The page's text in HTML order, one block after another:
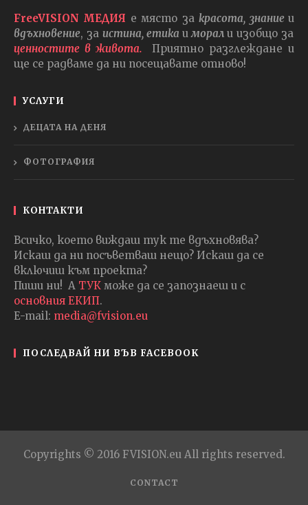
FreeVISION МЕДИЯ е място закрасота, знаниеи
вдъхновение, за истина, етика и морали изобщо за
ценностите в живота.
Приятно разглеждане и
ще се радваме да ни посещавате отново!
УСЛУГИ
ДЕЦАТА НА ДЕНЯ
ФОТОГРАФИЯ
КОНТАКТИ
Всичко, което виждаш тук те вдъхновява?
Искаш да ни посъветваш нещо? Искаш да се
включиш към проекта?
Пиши ни! А ТУК може да се запознаеш и с
основния ЕКИП.
E-mail: media@fvision.eu
ПОСЛЕДВАЙ НИ ВЪВ FACEBOOK
Copyrights © 2016 FVISION.eu All rights reserved.
CONTACT